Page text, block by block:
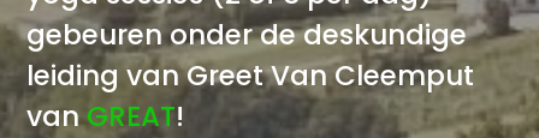
gebeuren onder de deskundige
leiding van Greet Van Cleemput
vanGREAT!